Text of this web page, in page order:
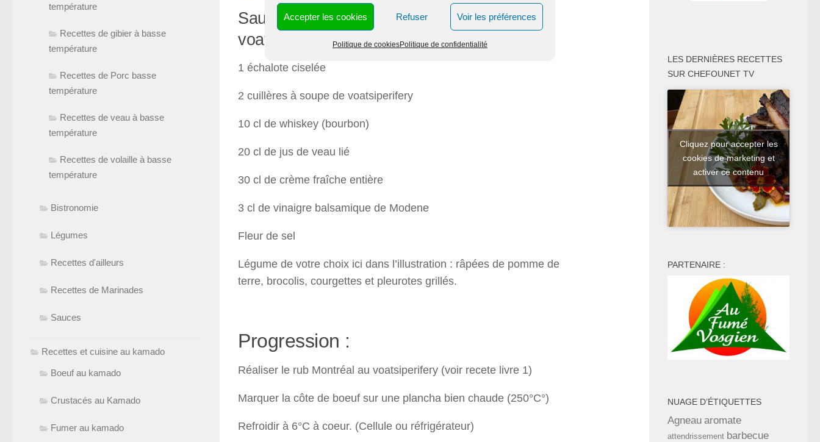
Accepter les cookies Refuser Voir les préférences
Politique de cookiesPolitique de confidentialité
Sauce à la crème de Whiskey et poivre de
voatsiperifery
1 échalote ciselée
2 cuillères à soupe de voatsiperifery
10 cl de whiskey (bourbon)
20 cl de jus de veau lié
30 cl de crème fraîche entière
3 cl de vinaigre balsamique de Modene
Fleur de sel
Légume de votre choix ici dans l’illustration : râpées de pomme de
terre, brocolis, courgettes et pleurotes grillés.
Progression :
Réaliser le rub Montréal au voatsiperifery (voir recete livre 1)
Marquer la côte de boeuf sur une plancha bien chaude (250°C°)
Refroidir à 6°C à coeur. (Cellule ou réfrigérateur)
température
Recettes de gibier à basse
température
Recettes de Porc basse
température
Recettes de veau à basse
température
Recettes de volaille à basse
température
Bistronomie
Légumes
Recettes d'ailleurs
Recettes de Marinades
Sauces
Recettes et cuisine au kamado
Boeuf au kamado
Crustacés au Kamado
Fumer au kamado
LES DERNIÈRES RECETTES
SUR CHEFOUNET TV
Cliquez pour accepter les
cookies de marketing et
activer ce contenu
PARTENAIRE :
NUAGE D’ÉTIQUETTES
Agneau aromate
attendrissement barbecue